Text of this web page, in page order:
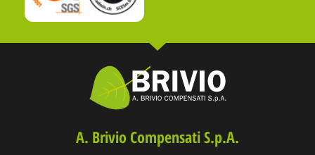
A. Brivio Compensati S.p.A.